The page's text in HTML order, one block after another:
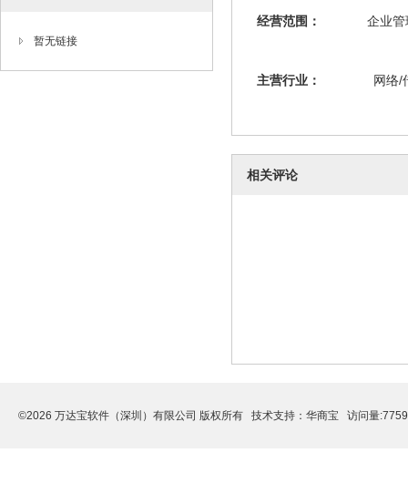
暂无链接
经营范围： 企业
主营行业： 网络/
相关评论
©2026 万达宝软件（深圳）有限公司 版权所有 技术支持： 华商宝 访问量